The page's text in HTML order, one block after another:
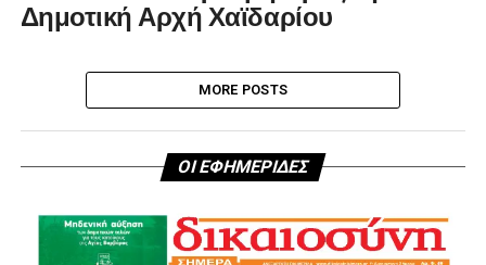
Δημοτική Αρχή Χαϊδαρίου
MORE POSTS
ΟΙ ΕΦΗΜΕΡΙΔΕΣ